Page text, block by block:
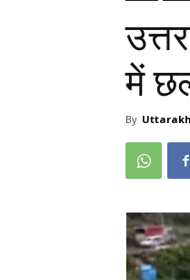
में
By